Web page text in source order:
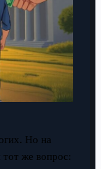
Но на
тот же вопрос: